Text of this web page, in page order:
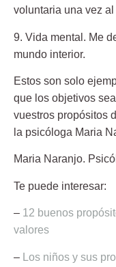
voluntaria una vez al
9. Vida mental. Me
mundo interior.
Estos son solo
que los objetivos
vuestros propósitos
la psicóloga Maria
Maria Naranjo.
Te puede interesar:
– 12 buenos
valores
–
Los niños y sus